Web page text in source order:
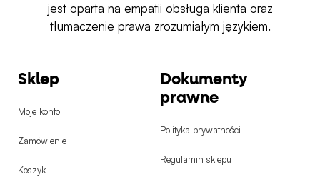
jest oparta na empatii obsługa klienta oraz
tłumaczenie prawa zrozumiałym językiem.
Sklep
Moje konto
Zamówienie
Koszyk
Dokumenty
prawne
Polityka prywatności
Regulamin sklepu